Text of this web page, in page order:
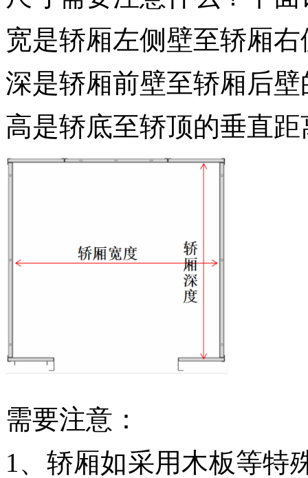
宽是轿厢左侧壁至轿厢
深是轿厢前壁至轿厢后
高是轿底至轿顶的垂直距
需要注意：
1、 轿厢如采用木板等特